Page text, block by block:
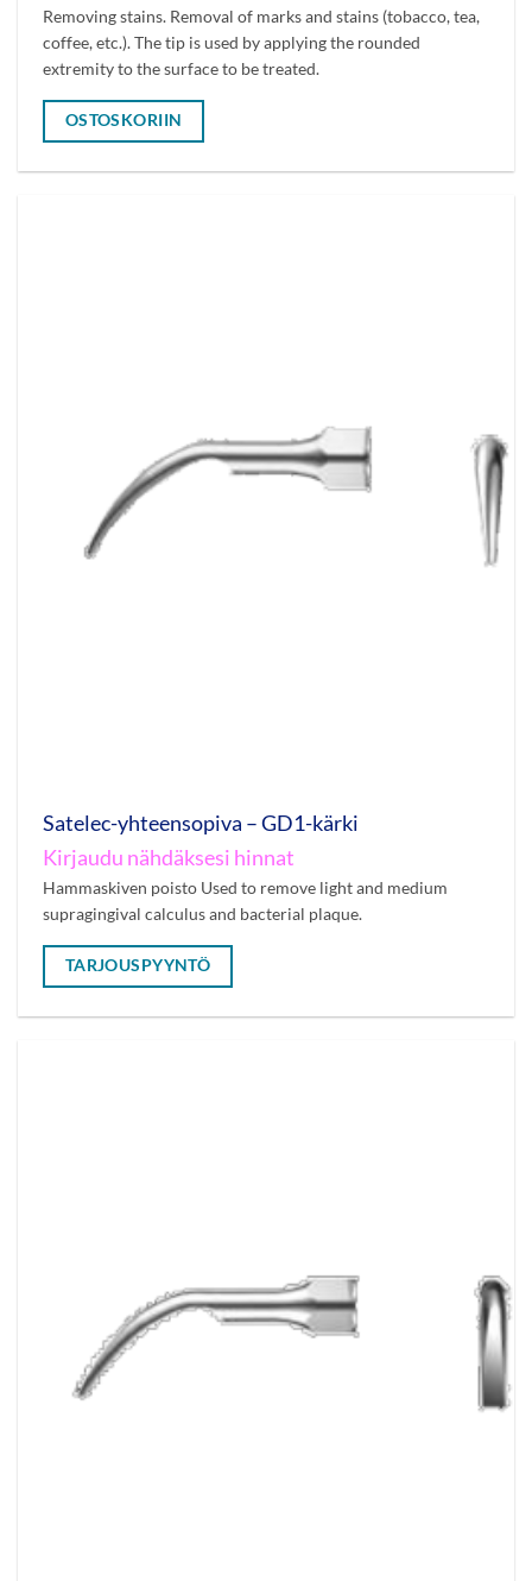
Removing stains. Removal of marks and stains (tobacco, tea,
coffee, etc.). The tip is used by applying the rounded
extremity to the surface to be treated.
OSTOSKORIIN
Satelec-yhteensopiva – GD1-kärki
Kirjaudu nähdäksesi hinnat
Hammaskiven poisto Used to remove light and medium
supragingival calculus and bacterial plaque.
TARJOUSPYYNTÖ